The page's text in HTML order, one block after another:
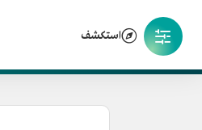
استكشف